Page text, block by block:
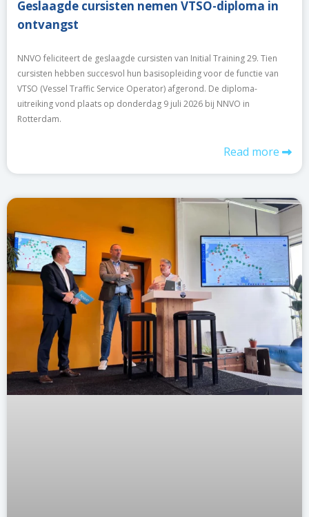
Geslaagde cursisten nemen VTSO-diploma in
ontvangst
NNVO feliciteert de geslaagde cursisten van Initial Training 29. Tien
cursisten hebben succesvol hun basisopleiding voor de functie van
VTSO (Vessel Traffic Service Operator) afgerond. De diploma-
uitreiking vond plaats op donderdag 9 juli 2026 bij NNVO in
Rotterdam.
Read more